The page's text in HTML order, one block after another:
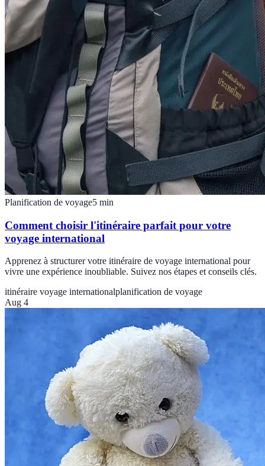
Planification de voyage5 min
Comment choisir l'itinéraire parfait pour votre
voyage international
Apprenez à structurer votre itinéraire de voyage international pour
vivre une expérience inoubliable. Suivez nos étapes et conseils clés.
itinéraire voyage internationalplanification de voyage
Aug 4